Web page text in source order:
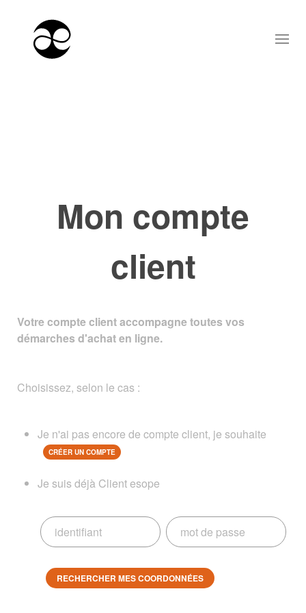
Mon compte
client
Votre compte client accompagne toutes vos
démarches d'achat en ligne.
Choisissez, selon le cas :
Je n'ai pas encore de compte client, je souhaite
CRÉER UN COMPTE
Je suis déjà Client esope
RECHERCHER MES COORDONNÉES